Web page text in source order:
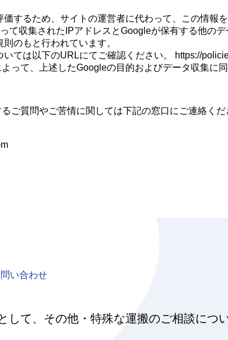
するため、サイトの運営者に代わって、この情報を
て収集されたIPアドレスとGoogleが保有する他のデ
のもと行われています。
ては以下のURLにてご確認ください。 https://
って、上述したGoogleの目的およびデータ収集に同
ご質問やご苦情に関しては下記の窓口にご連絡くだ
い合わせ
して、その他・特殊な運搬のご相談につ